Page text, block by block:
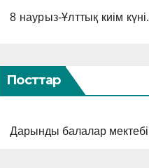
8 наурыз-Ұлттық киім күні.
Посттар
Дарынды балалар мектебі